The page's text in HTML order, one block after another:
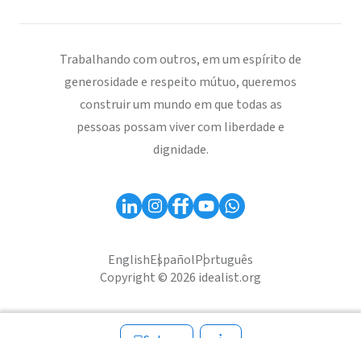
Trabalhando com outros, em um espírito de
generosidade e respeito mútuo, queremos
construir um mundo em que todas as
pessoas possam viver com liberdade e
dignidade.
EnglishEspañolPortuguês
Copyright © 2026 idealist.org